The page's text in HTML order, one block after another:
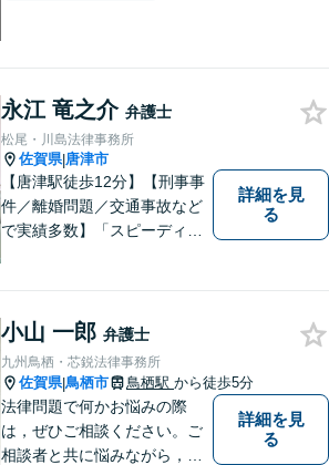
永江 竜之介 弁護士
松尾・川島法律事務所
佐賀県|唐津市
【唐津駅徒歩12分】【刑事事
件／離婚問題／交通事故など
で実績多数】「スピーディで
が望ましいのかを共に考えま
す。ぜひお気軽にご相談くだ
さい！【プライバシー完備】
詳細を見
る
小山 一郎 弁護士
九州鳥栖・芯鋭法律事務所
佐賀県|鳥栖市 鳥栖駅 から徒歩5分
法律問題で何かお悩みの際
は，ぜひご相談ください。ご
相談者と共に悩みながら，い
詳細を見
る